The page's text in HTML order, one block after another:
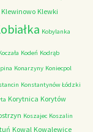
Klewinowo Klewki
Kobylanka
Kodeń Kodrąb
Konarzyny Koniecpol
Konstantynów Łódzki
Korytnica Korytów
Koszajec Koszalin
Kowal Kowalewice